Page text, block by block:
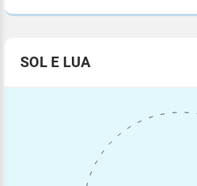
SOL E LUA